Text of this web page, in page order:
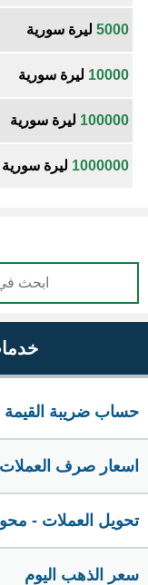
5000 ليرة سورية
10000 ليرة سورية
100000 ليرة سورية
1000000 ليرة سورية
حساب ضريبة القيمة
اسعار صرف العملات
تحويل العملات -
سعر الذهب اليوم